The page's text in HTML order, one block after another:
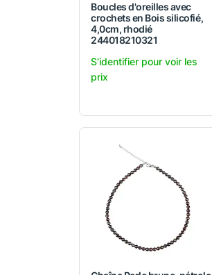
Boucles d'oreilles avec
crochets en Bois silicofié,
4,0cm, rhodié
244018210321
S'identifier pour voir les
prix